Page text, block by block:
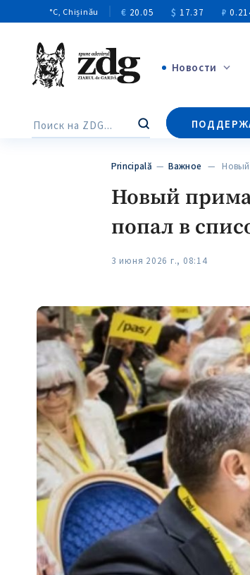
°C, Chișinău € 20.05 $ 17.37 ₽
Новости
+144
Поиск
Principală —Важное — Новый
Новый
попал в
3 июня 2026 г., 08:14